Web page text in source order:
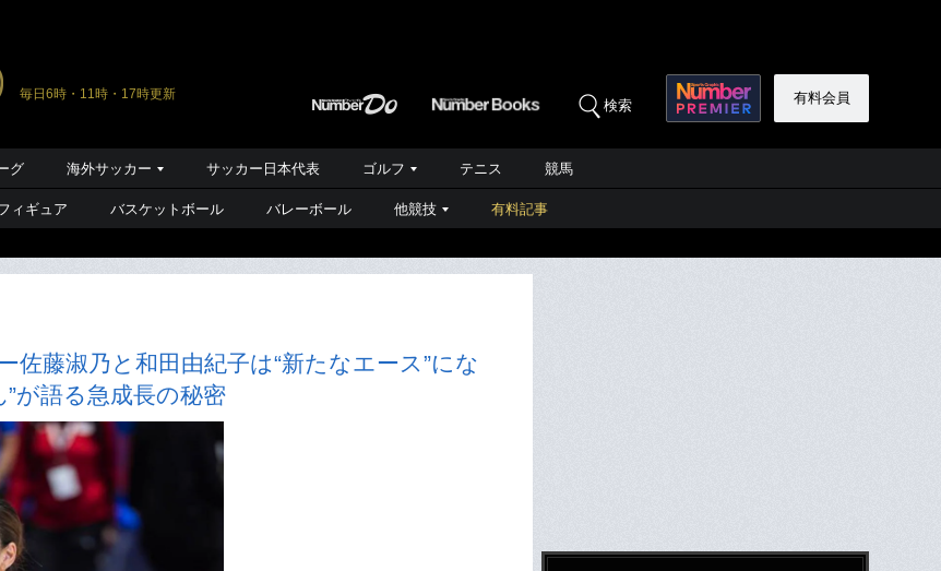
毎日6時・11時・17時更新
検索 有料会員
グ 海外サッカー サッカー日本代表 ゴルフ テニス 競馬
ィギュア バスケットボール バレーボール 他競技 有料記事
佐藤淑乃と和田由紀子は“新たなエース”にな
が語る急成長の秘密